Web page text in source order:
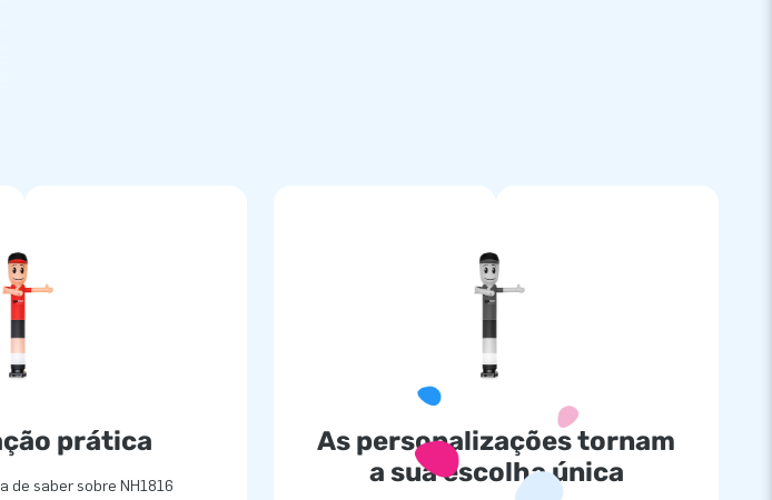
prática
de saber sobre NH1816
As personalizações tornam
a sua escolha única